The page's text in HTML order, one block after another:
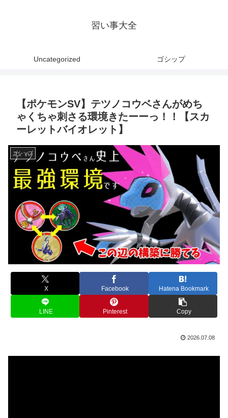
習い事大全
Uncategorized ゴシップ
【ポケモンSV】テツノコウベさんがめち
ゃくちゃ刺さる環境きたーーっ！！【スカ
ーレットバイオレット】
ゴシップ
X Facebook Hatena Bookmark
LINE Pinterest Copy
2026.07.08